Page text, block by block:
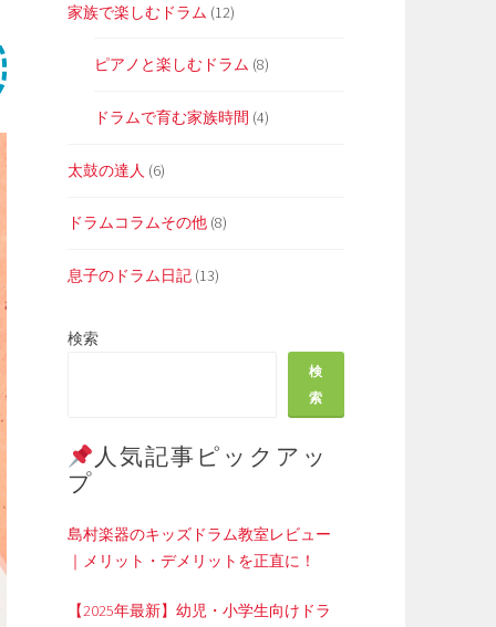
家族で楽しむドラム (12)
ピアノと楽しむドラム (8)
ドラムで育む家族時間 (4)
太鼓の達人 (6)
ドラムコラムその他 (8)
息子のドラム日記 (13)
検索
検
索
人気記事ピックアッ
プ
島村楽器のキッズドラム教室レビュー
｜メリット・デメリットを正直に！
【2025年最新】幼児・小学生向けドラ